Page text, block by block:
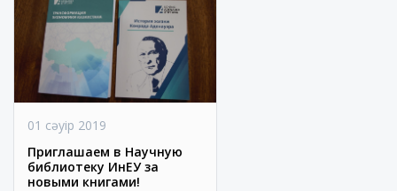
01 сәуір 2019
Приглашаем в Научную
библиотеку ИнЕУ за
новыми книгами!